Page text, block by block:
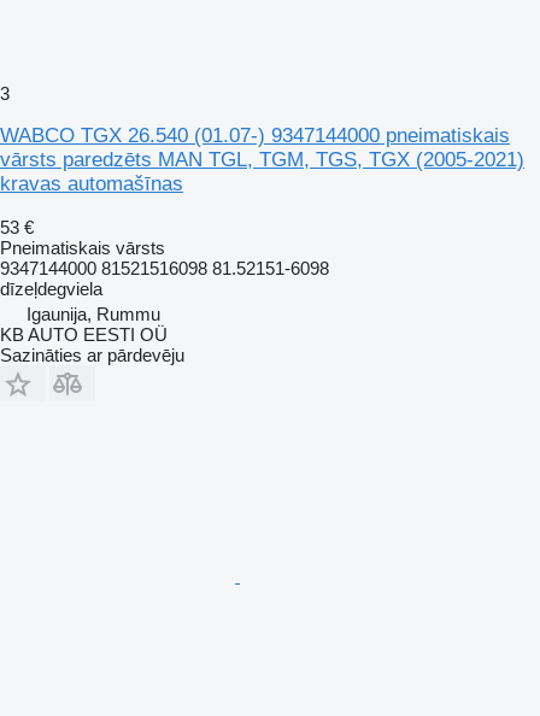
3
WABCO TGX 26.540 (01.07-) 9347144000 pneimatiskais
vārsts paredzēts MAN TGL, TGM, TGS, TGX (2005-2021)
kravas automašīnas
53 €
Pneimatiskais vārsts
9347144000 81521516098 81.52151-6098
dīzeļdegviela
Igaunija, Rummu
KB AUTO EESTI OÜ
Sazināties ar pārdevēju